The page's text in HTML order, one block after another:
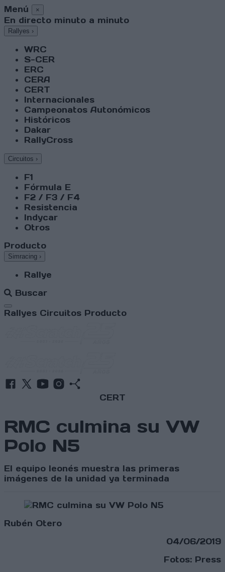
Menú ×
En directo minuto a minuto
Rallyes ›
WRC
S-CER
ERC
CERA
CERT
Internacionales
Campeonatos Autonómicos
Históricos
Dakar
RallyCross
Circuitos ›
F1
Fórmula E
F2 / F3 / F4
Resistencia
Indycar
Otros
Producto
Simracing ›
Rallye
Buscar
Abrir menú
Rallyes Circuitos Producto
CERT
RMC culmina su VW
Polo N5
El equipo leonés muestra las primeras
imágenes de la unidad ya terminada
Rubén Otero
04/06/2019
Fotos: Press